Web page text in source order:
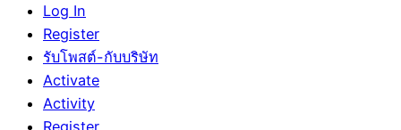
Log In
Register
รับโพสต์-กับบริษัท
Activate
Activity
Register